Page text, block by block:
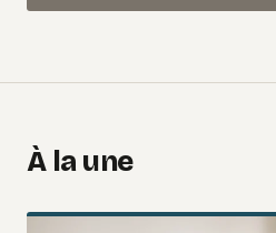
À la une